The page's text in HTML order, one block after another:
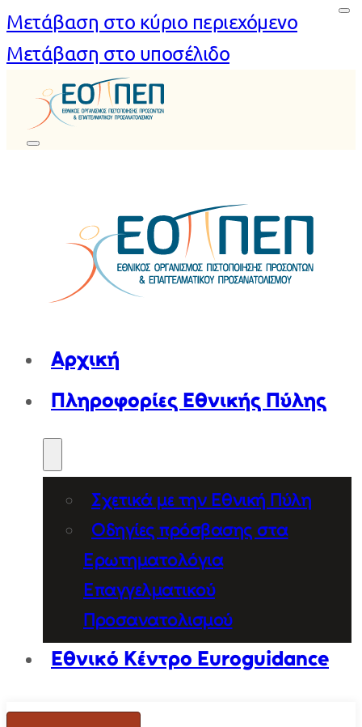
Μετάβαση στο κύριο περιεχόμενο
Μετάβαση στο υποσέλιδο
Αρχική
Πληροφορίες Εθνικής Πύλης
Σχετικά με την Εθνική Πύλη
Οδηγίες πρόσβασης στα
Ερωτηματολόγια
Επαγγελματικού
Προσανατολισμού
Εθνικό Κέντρο Euroguidance